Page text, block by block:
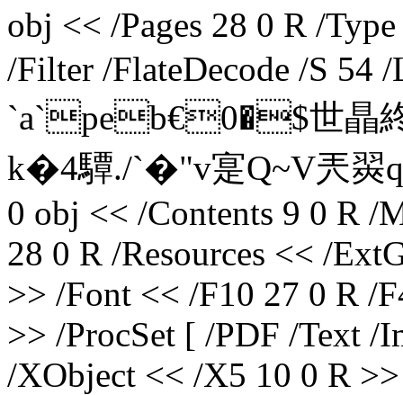
obj << /Pages 28 0 R /
/Filter /FlateDecode /S 54
`a`peb€0�$世瞐終
k�4驔./`�"v寔Q~V兲翜
0 obj << /Contents 9 0 R /
28 0 R /Resources << /
>> /Font << /F10 27 0 R /
>> /ProcSet [ /PDF /Text /
/XObject << /X5 10 0 R